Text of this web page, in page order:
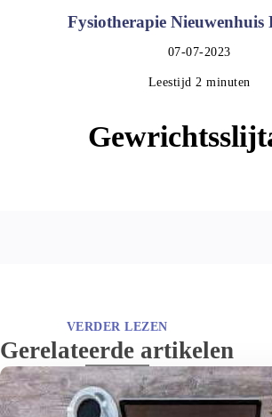
Fysiotherapie Nieuwenhuis
07-07-2023
Leestijd 2 minuten
VERDER LEZEN
Gerelateerde artikelen
Risicofactoren KANS